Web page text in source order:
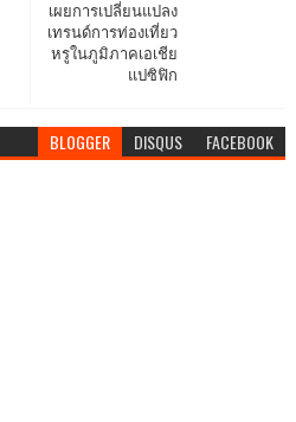
เผยการเปลี่ยนแปลง
เทรนด์การท่องเที่ยว
หรูในภูมิภาคเอเชีย
แปซิฟิก
BLOGGER DISQUS FACEBOOK